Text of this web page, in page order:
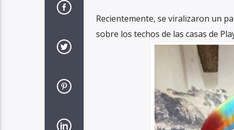
Recientemente, se viralizaron un
sobre los techos de las casas de